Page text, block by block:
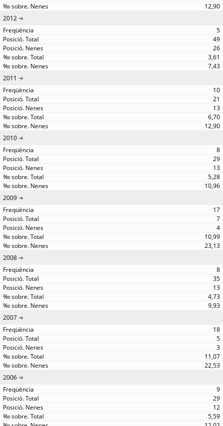
12,90
2012
5
49
26
3,61
7,43
2011
10
21
13
6,70
12,90
2010
8
29
13
5,28
10,96
2009
17
7
4
10,99
23,13
2008
8
35
13
4,73
9,93
2007
18
5
3
11,07
22,53
2006
9
29
12
5,59